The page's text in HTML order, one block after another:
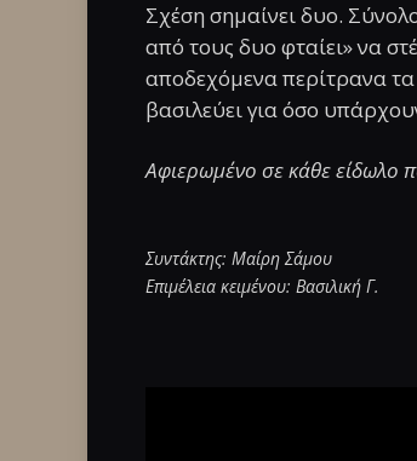
Σχέση σημαίνει δυο.
από τους δυο φταίει» να
αποδεχόμενα περίτρανα τα
βασιλεύει για όσο
Αφιερωμένο σε κάθε είδωλο
Συντάκτης: Μαίρη Σάμου
Επιμέλεια κειμένου: Βασιλική Γ.